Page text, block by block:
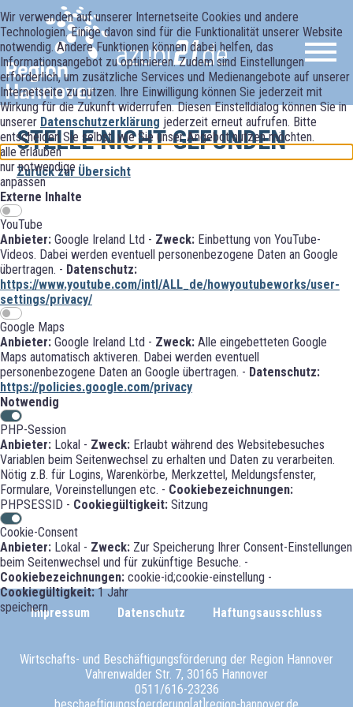
Wir verwenden auf unserer Internetseite Cookies und andere
Technologien. Einige davon sind für die Funktionalität unserer Website
notwendig. Andere Funktionen können dabei helfen, das
Informationsangebot zu optimieren. Zudem sind Einstellungen
erforderlich, um zusätzliche Services und Medienangebote auf unserer
Internetseite zu nutzen. Ihre Einwilligung können Sie jederzeit mit
Wirkung für die Zukunft widerrufen. Diesen Einstelldialog können Sie in
unserer Datenschutzerklärung jederzeit erneut aufrufen. Bitte
entscheiden Sie selbst, wie Sie unser Angebot nutzen möchten.
alle erlauben
nur notwendige
anpassen
Externe Inhalte
YouTube
Anbieter: Google Ireland Ltd - Zweck: Einbettung von YouTube-
Videos. Dabei werden eventuell personenbezogene Daten an Google
übertragen. - Datenschutz:
https://www.youtube.com/intl/ALL_de/howyoutubeworks/user-
settings/privacy/
Google Maps
Anbieter: Google Ireland Ltd - Zweck: Alle eingebetteten Google
Maps automatisch aktiveren. Dabei werden eventuell
personenbezogene Daten an Google übertragen. - Datenschutz:
https://policies.google.com/privacy
Notwendig
PHP-Session
Anbieter: Lokal - Zweck: Erlaubt während des Websitebesuches
Variablen beim Seitenwechsel zu erhalten und Daten zu verarbeiten.
Nötig z.B. für Logins, Warenkörbe, Merkzettel, Meldungsfenster,
Formulare, Voreinstellungen etc. - Cookiebezeichnungen:
PHPSESSID - Cookiegültigkeit: Sitzung
Cookie-Consent
Anbieter: Lokal - Zweck: Zur Speicherung Ihrer Consent-Einstellungen
beim Seitenwechsel und für zukünftige Besuche. -
Cookiebezeichnungen: cookie-id;cookie-einstellung -
Cookiegültigkeit:1 Jahr
speichern
STELLE NICHT GEFUNDEN
Zurück zur Übersicht
Impressum Datenschutz Haftungsausschluss
Wirtschafts- und Beschäftigungsförderung der Region Hannover
Vahrenwalder Str. 7, 30165 Hannover
0511/616-23236